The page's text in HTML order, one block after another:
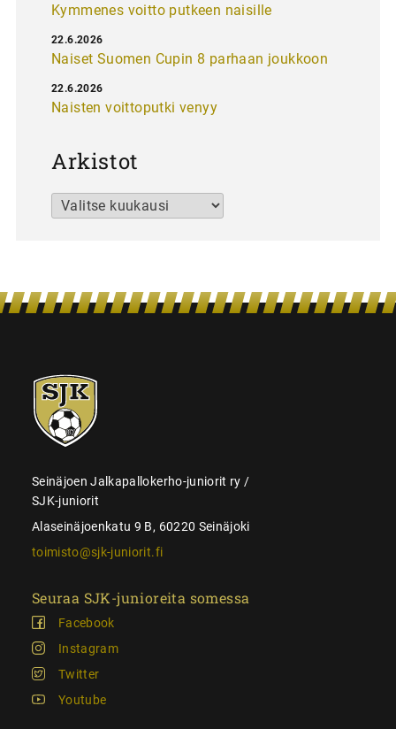
Kymmenes voitto putkeen naisille
Naiset Suomen Cupin 8 parhaan joukkoon
22.6.2026
Naisten voittoputki venyy
22.6.2026
Arkistot
Arkistot
SJK-
juniorit
Seinäjoen Jalkapallokerho-juniorit ry /
SJK-juniorit
Alaseinäjoenkatu 9 B, 60220 Seinäjoki
toimisto@sjk-juniorit.fi
Seuraa SJK-junioreita somessa
Facebook
Instagram
Twitter
Youtube